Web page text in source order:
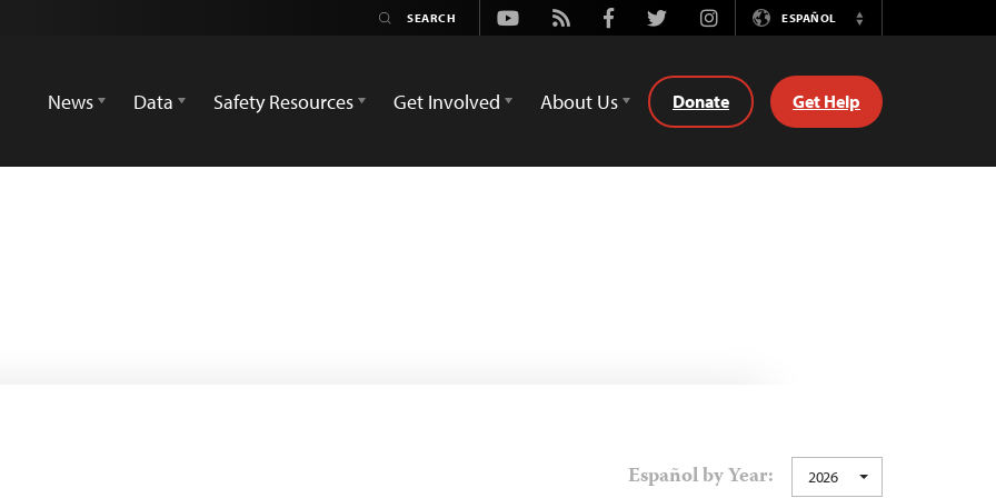
Youtube
Rss FacebookTwitterInstagramESPAÑOL
Switch
News
Data Safety Resources Get Involved About Us Donate Get Help
Español by Year: 2026